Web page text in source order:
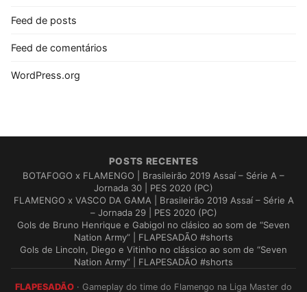
Feed de posts
Feed de comentários
WordPress.org
POSTS RECENTES
BOTAFOGO x FLAMENGO | Brasileirão 2019 Assaí – Série A –
Jornada 30 | PES 2020 (PC)
FLAMENGO x VASCO DA GAMA | Brasileirão 2019 Assaí – Série A
– Jornada 29 | PES 2020 (PC)
Gols de Bruno Henrique e Gabigol no clásico ao som de “Seven
Nation Army” | FLAPESADÃO #shorts
Gols de Lincoln, Diego e Vitinho no clássico ao som de “Seven
Nation Army” | FLAPESADÃO #shorts
FLAPESADÃO · Gameplay do time do Flamengo na Liga Master do